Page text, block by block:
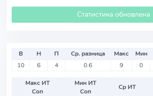
Статистика обновлена
В Н П Ср. разница Макс Мин
10
6 4 0.6 9 0
Макс ИТ
Соп
Мин ИТ
Соп
Ср ИТ